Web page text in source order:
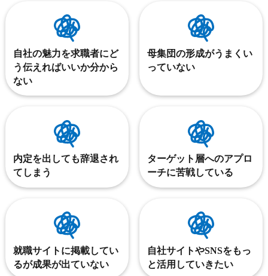
自社の魅力を求職者にど
う伝えればいいか分から
ない
母集団の形成がうまくい
っていない
内定を出しても辞退され
てしまう
ターゲット層へのアプロ
ーチに苦戦している
就職サイトに掲載してい
るが成果が出ていない
自社サイトやSNSをもっ
と活用していきたい